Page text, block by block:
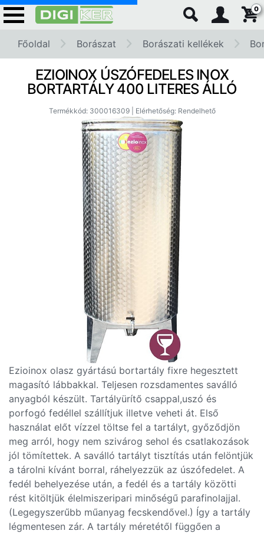
0
Főoldal Borászat Borászati kellékek
EZIOINOX ÚSZÓFEDELES INOX
BORTARTÁLY 400 LITERES ÁLLÓ
Termékkód: 300016309 | Elérhetőség: Rendelhető
Ezioinox olasz gyártású bortartály fixre hegesztett
magasító lábbakkal. Teljesen rozsdamentes saválló
anyagból készült. Tartályürítő csappal,uszó és
porfogó fedéllel szállítjuk illetve veheti át. Első
használat előt vízzel töltse fel a tartályt, győződjön
meg arról, hogy nem szivárog sehol és csatlakozások
jól tömítettek. A saválló tartályt tisztítás után felöntjük
a tárolni kívánt borral, ráhelyezzük az úszófedelet. A
fedél behelyezése után, a fedél és a tartály közötti
rést kitöltjük élelmiszeripari minőségű parafinolajjal.
(Legegyszerűbb műanyag fecskendővel.) Így a tartály
légmentesen zár. A tartály méretétől függően a